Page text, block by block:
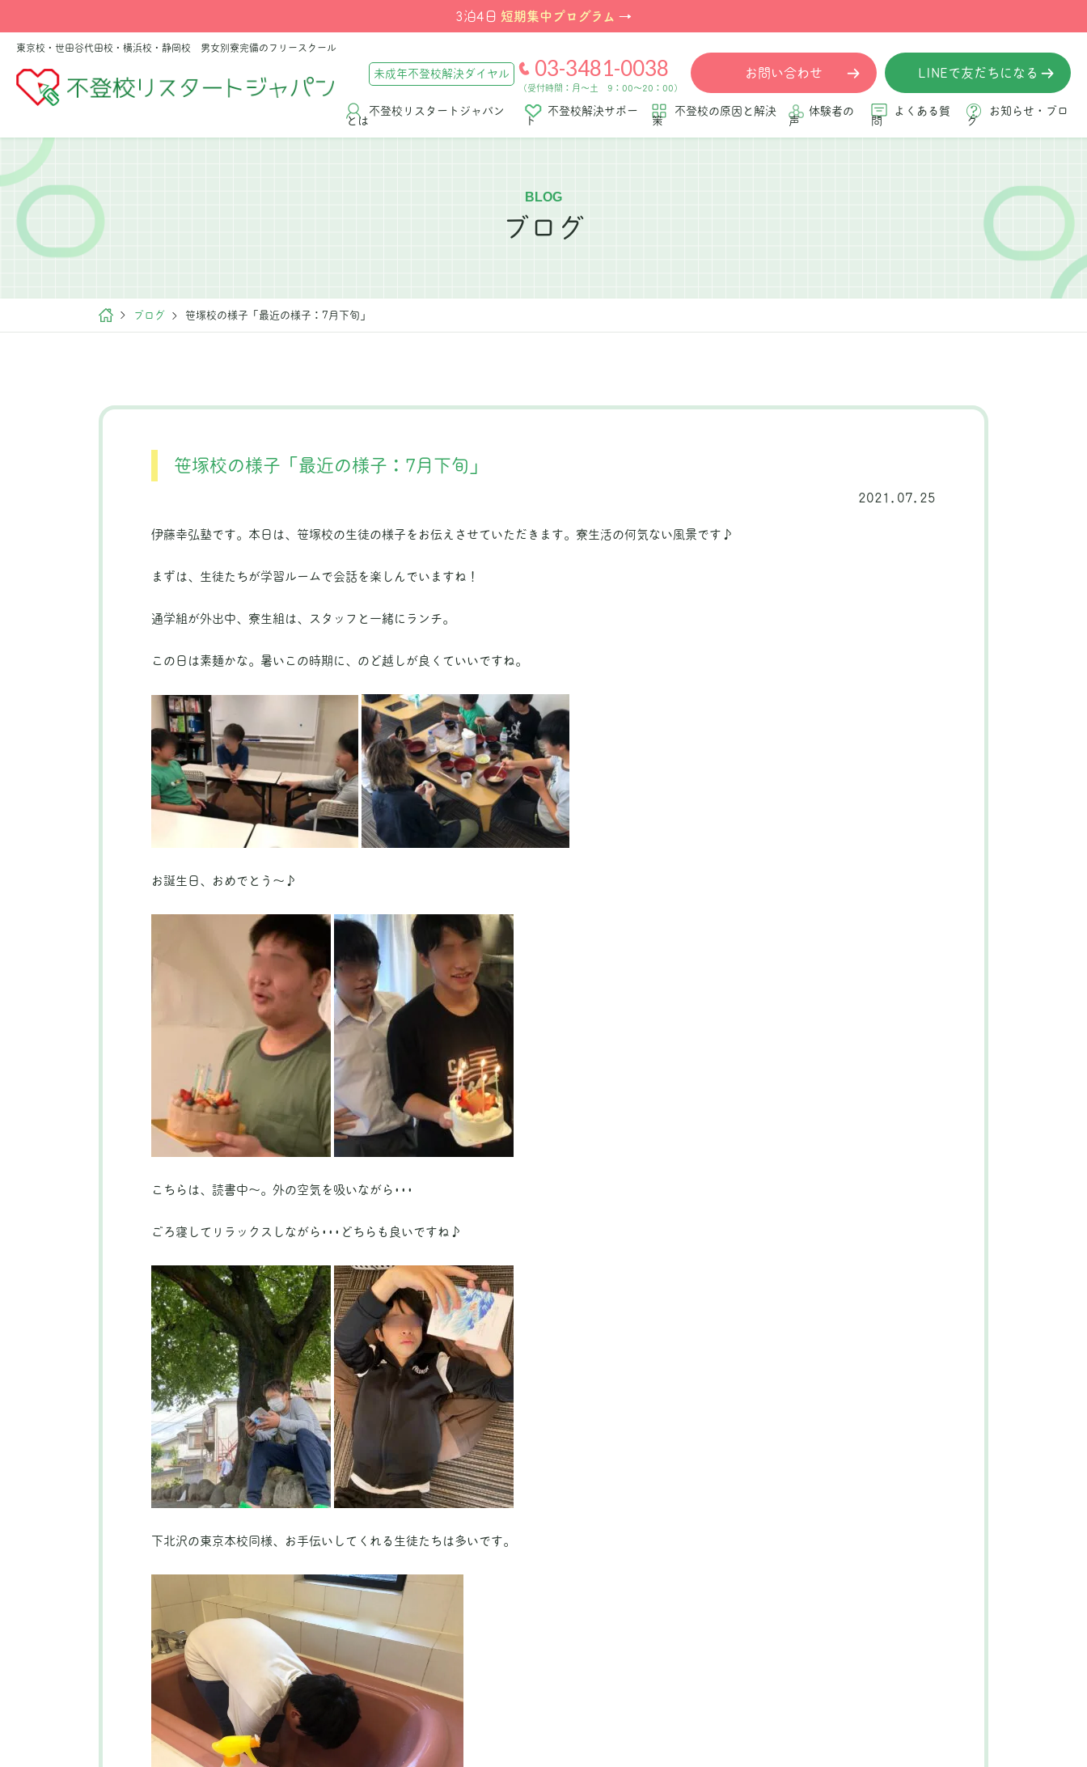
3泊4日 短期集中プログラム →
東京校・世田谷代田校・横浜校・静岡校 男女別寮完備のフリースクール
未成年不登校解決ダイヤル 03-3481-0038
（受付時間：月～土 9：00～20：00）
お問い合わせ LINEで友だちになる
不登校リスタートジャパン
とは
不登校解決サポー
ト
不登校の原因と解決
策
体験者の
声
よくある質
問
お知らせ・ブロ
グ
BLOG
ブログ
ブログ 笹塚校の様子「最近の様子：7月下旬」
笹塚校の様子「最近の様子：7月下旬」
2021.07.25
伊藤幸弘塾です。本日は、笹塚校の生徒の様子をお伝えさせていただきます。寮生活の何気ない風景です♪
まずは、生徒たちが学習ルームで会話を楽しんでいますね！
通学組が外出中、寮生組は、スタッフと一緒にランチ。
この日は素麺かな。暑いこの時期に、のど越しが良くていいですね。
お誕生日、おめでとう～♪
こちらは、読書中～。外の空気を吸いながら･･･
ごろ寝してリラックスしながら･･･どちらも良いですね♪
下北沢の東京本校同様、お手伝いしてくれる生徒たちは多いです。